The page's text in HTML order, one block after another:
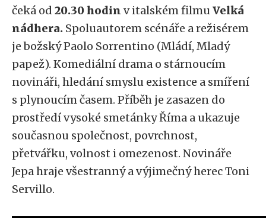
čeká od 20.30 hodin v italském filmuVelká
nádhera. Spoluautorem scénáře a režisérem
je božský Paolo Sorrentino (Mládí, Mladý
papež). Komediální drama o stárnoucím
novináři, hledání smyslu existence a smíření
s plynoucím časem. Příběh je zasazen do
prostředí vysoké smetánky Říma a ukazuje
současnou společnost, povrchnost,
přetvářku, volnost i omezenost. Novináře
Jepa hraje všestranný a výjimečný herec Toni
Servillo.